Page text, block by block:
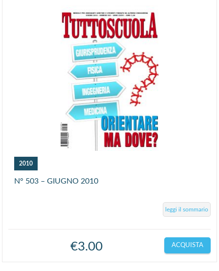
2010
N° 503 – GIUGNO 2010
leggi il sommario
€3.00 ACQUISTA